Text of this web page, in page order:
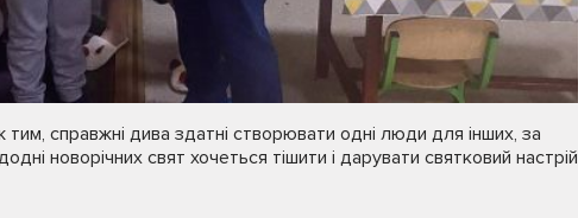
справжні дива здатні створювати одні люди для інших, за
новорічних свят хочеться тішити і дарувати святковий настрій